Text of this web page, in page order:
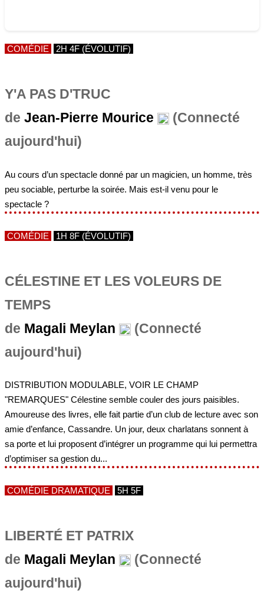
COMÉDIE 2H 4F (ÉVOLUTIF)
Y'A PAS D'TRUC
de Jean-Pierre Mourice
(Connecté
aujourd'hui)
Au cours d’un spectacle donné par un magicien, un homme, très
peu sociable, perturbe la soirée. Mais est-il venu pour le
spectacle ?
COMÉDIE 1H 8F (ÉVOLUTIF)
CÉLESTINE ET LES VOLEURS DE
TEMPS
de Magali Meylan
(Connecté
aujourd'hui)
DISTRIBUTION MODULABLE, VOIR LE CHAMP
"REMARQUES" Célestine semble couler des jours paisibles.
Amoureuse des livres, elle fait partie d’un club de lecture avec son
amie d’enfance, Cassandre. Un jour, deux charlatans sonnent à
sa porte et lui proposent d’intégrer un programme qui lui permettra
d’optimiser sa gestion du...
COMÉDIE DRAMATIQUE 5H 5F
LIBERTÉ ET PATRIX
de Magali Meylan
(Connecté
aujourd'hui)